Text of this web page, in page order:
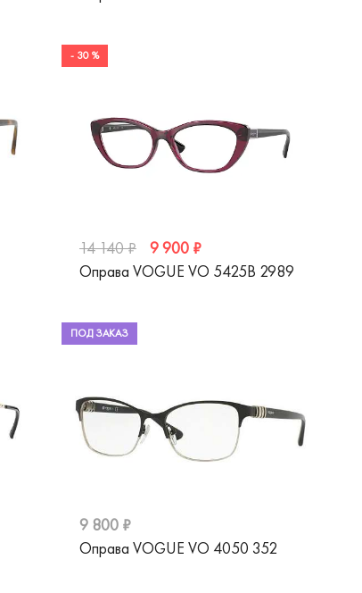
- 30 %
14 140 ₽
9 900 ₽
Оправа VOGUE VO 5425B 2989
ПОД ЗАКАЗ
9 800 ₽
Оправа VOGUE VO 4050 352